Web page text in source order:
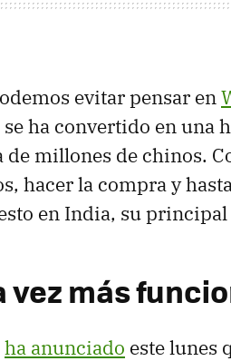
evitar pensar en
ha convertido en una
millones de chinos.
hacer la compra y
en India, su
más
ha anunciado este lunes